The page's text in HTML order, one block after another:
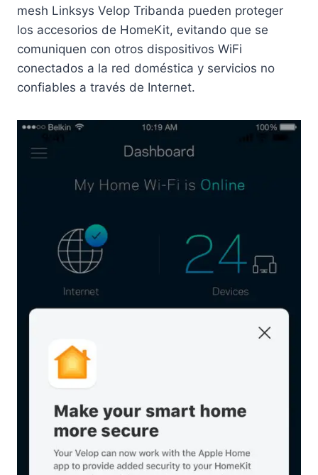
mesh Linksys Velop Tribanda pueden proteger
los accesorios de HomeKit, evitando que se
comuniquen con otros dispositivos WiFi
conectados a la red doméstica y servicios no
confiables a través de Internet.